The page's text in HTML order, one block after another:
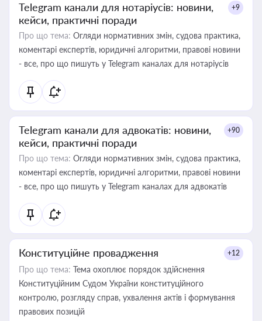
Telegram канали для нотаріусів: новини,
кейси, практичні поради
+9
Про що тема: Огляди нормативних змін, судова практика,
коментарі експертів, юридичні алгоритми, правові новини
- все, про що пишуть у Telegram каналах для нотаріусів
Telegram канали для адвокатів: новини,
кейси, практичні поради
+90
Про що тема: Огляди нормативних змін, судова практика,
коментарі експертів, юридичні алгоритми, правові новини
- все, про що пишуть у Telegram каналах для адвокатів
Конституційне провадження +12
Про що тема: Тема охоплює порядок здійснення
Конституційним Судом України конституційного
контролю, розгляду справ, ухвалення актів і формування
правових позицій